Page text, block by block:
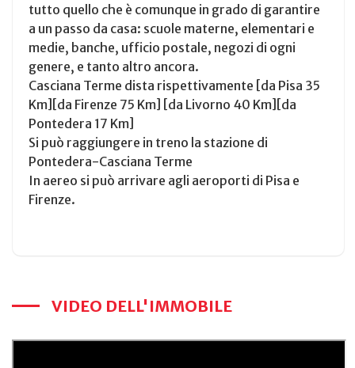
tutto quello che è comunque in grado di garantire
a un passo da casa: scuole materne, elementari e
medie, banche, ufficio postale, negozi di ogni
genere, e tanto altro ancora.
Casciana Terme dista rispettivamente [da Pisa 35
Km][da Firenze 75 Km] [da Livorno 40 Km][da
Pontedera 17 Km]
Si può raggiungere in treno la stazione di
Pontedera-Casciana Terme
In aereo si può arrivare agli aeroporti di Pisa e
Firenze.
VIDEO DELL'IMMOBILE